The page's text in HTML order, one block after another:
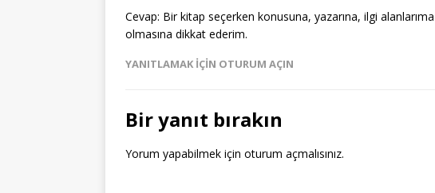
Cevap: Bir kitap seçerken konusuna, yazarına, ilgi
olmasına dikkat ederim.
YANITLAMAK IÇIN OTURUM AÇIN
Bir yanıt bırakın
Yorum yapabilmek için oturum açmalısınız.